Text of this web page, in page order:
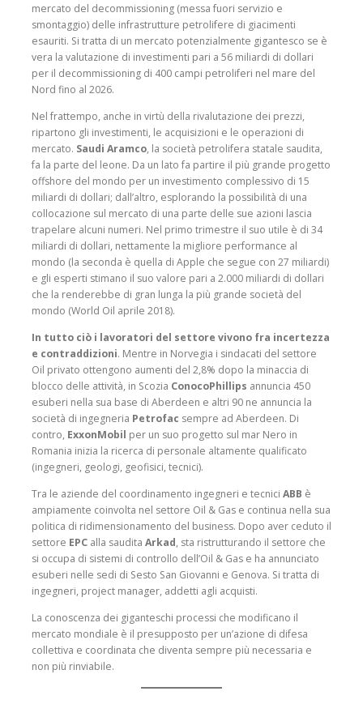
mercato del decommissioning (messa fuori servizio e
smontaggio) delle infrastrutture petrolifere di giacimenti
esauriti. Si tratta di un mercato potenzialmente gigantesco se è
vera la valutazione di investimenti pari a 56 miliardi di dollari
per il decommissioning di 400 campi petroliferi nel mare del
Nord fino al 2026.
Nel frattempo, anche in virtù della rivalutazione dei prezzi,
ripartono gli investimenti, le acquisizioni e le operazioni di
mercato. Saudi Aramco, la società petrolifera statale saudita,
fa la parte del leone. Da un lato fa partire il più grande progetto
offshore del mondo per un investimento complessivo di 15
miliardi di dollari; dall’altro, esplorando la possibilità di una
collocazione sul mercato di una parte delle sue azioni lascia
trapelare alcuni numeri. Nel primo trimestre il suo utile è di 34
miliardi di dollari, nettamente la migliore performance al
mondo (la seconda è quella di Apple che segue con 27 miliardi)
e gli esperti stimano il suo valore pari a 2.000 miliardi di dollari
che la renderebbe di gran lunga la più grande società del
mondo (World Oil aprile 2018).
In tutto ciò i lavoratori del settore vivono fra incertezza
e contraddizioni. Mentre in Norvegia i sindacati del settore
Oil privato ottengono aumenti del 2,8% dopo la minaccia di
blocco delle attività, in Scozia ConocoPhillips annuncia 450
esuberi nella sua base di Aberdeen e altri 90 ne annuncia la
società di ingegneria Petrofac sempre ad Aberdeen. Di
contro, ExxonMobil per un suo progetto sul mar Nero in
Romania inizia la ricerca di personale altamente qualificato
(ingegneri, geologi, geofisici, tecnici).
Tra le aziende del coordinamento ingegneri e tecnici ABB è
ampiamente coinvolta nel settore Oil & Gas e continua nella sua
politica di ridimensionamento del business. Dopo aver ceduto il
settore EPC alla saudita Arkad, sta ristrutturando il settore che
si occupa di sistemi di controllo dell’Oil & Gas e ha annunciato
esuberi nelle sedi di Sesto San Giovanni e Genova. Si tratta di
ingegneri, project manager, addetti agli acquisti.
La conoscenza dei giganteschi processi che modificano il
mercato mondiale è il presupposto per un’azione di difesa
collettiva e coordinata che diventa sempre più necessaria e
non più rinviabile.